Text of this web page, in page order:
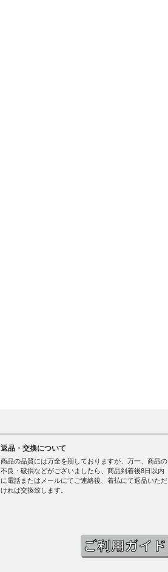
返品・交換について
商品の品質には万全を期しておりますが、万一、商品の
不良・破損などがございましたら、商品到着後8日以内
に電話またはメールにてご連絡後、着払にて返品いただ
ければ交換致します。